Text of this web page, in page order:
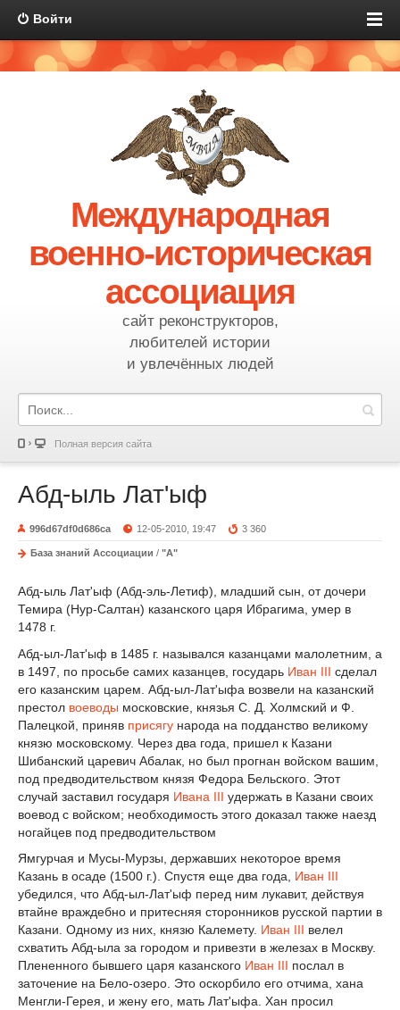
Войти
Международная
военно-историческая
ассоциация
сайт реконструкторов,
любителей истории
и увлечённых людей
Полная версия сайта
Абд-ыль Лат'ыф
996d67df0d686ca 12-05-2010, 19:47 3 360
База знаний Ассоциации / "А"
Абд-ыль Лат'ыф (Абд-эль-Летиф), младший сын, от дочери
Темира (Нур-Салтан) казанского царя Ибрагима, умер в
1478 г.
Абд-ыл-Лат'ыф в 1485 г. назывался казанцами малолетним, a
в 1497, по просьбе самих казанцев, государь Иван III сделал
его казанским царем. Абд-ыл-Лат'ыфа возвели на казанский
престол воеводы московские, князья С. Д. Холмский и Ф.
Палецкой, приняв присягу народа на подданство великому
князю московскому. Через два года, пришел к Казани
Шибанский царевич Абалак, но был прогнан войском вашим,
под предводительством князя Федора Бельского. Этот
случай заставил государя Ивана III удержать в Казани своих
воевод с войском; необходимость этого доказал также наезд
ногайцев под предводительством
Ямгурчая и Мусы-Мурзы, державших некоторое время
Казань в осаде (1500 г.). Спустя еще два года, Иван III
убедился, что Абд-ыл-Лат'ыф перед ним лукавит, действуя
втайне враждебно и притесняя сторонников русской партии в
Казани. Одному из них, князю Калемету. Иван III велел
схватить Абд-ыла за городом и привезти в железах в Москву.
Плененного бывшего царя казанского Иван III послал в
заточение на Бело-озеро. Это оскорбило его отчима, хана
Менгли-Герея, и жену его, мать Лат'ыфа. Хан просил